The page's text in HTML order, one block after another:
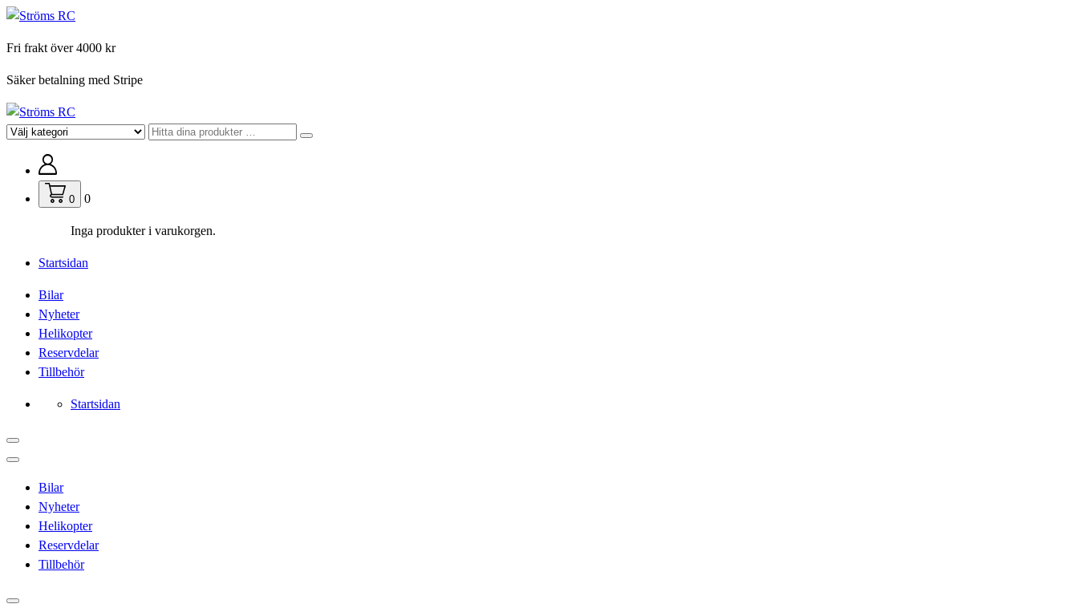
Hoppa
innehåll
Fri frakt över 4000 kr
Säker betalning med Stripe
För din hobby
0 0
Inga produkter i varukorgen.
Startsidan
Bilar
Nyheter
Helikopter
Reservdelar
Tillbehör
Startsidan
Bilar
Nyheter
Helikopter
Reservdelar
Tillbehör